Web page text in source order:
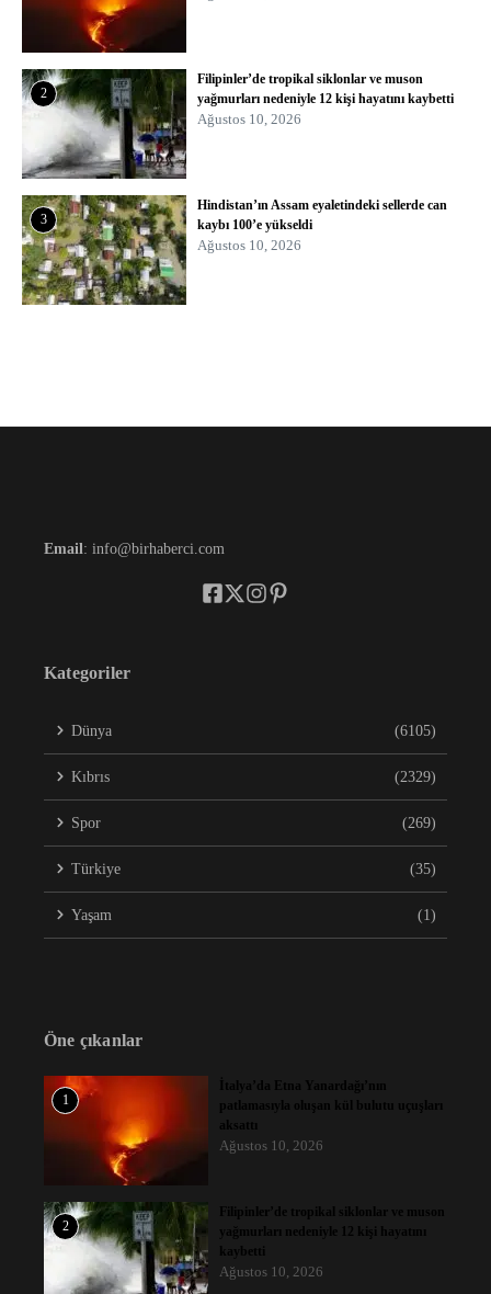
2
Filipinler’de tropikal siklonlar ve muson
yağmurları nedeniyle 12 kişi hayatını kaybetti
Ağustos 10, 2026
3
Hindistan’ın Assam eyaletindeki sellerde can
kaybı 100’e yükseldi
Ağustos 10, 2026
Email : info@birhaberci.com
Kategoriler
Dünya (6105)
Kıbrıs (2329)
Spor (269)
Türkiye (35)
Yaşam (1)
Öne çıkanlar
1
İtalya’da Etna Yanardağı’nın
patlamasıyla oluşan kül bulutu uçuşları
aksattı
Ağustos 10, 2026
2
Filipinler’de tropikal siklonlar ve muson
yağmurları nedeniyle 12 kişi hayatını
kaybetti
Ağustos 10, 2026